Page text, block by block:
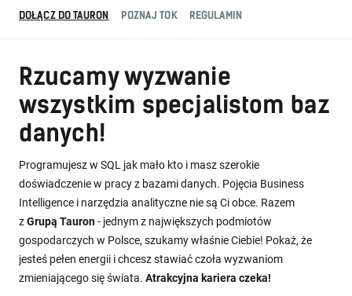
DOŁĄCZ DO TAURON POZNAJ TOK REGULAMIN
Rzucamy wyzwanie
wszystkim specjalistom baz
danych!
Programujesz w SQL jak mało kto i masz szerokie
doświadczenie w pracy z bazami danych. Pojęcia Business
Intelligence i narzędzia analityczne nie są Ci obce. Razem
zGrupą Tauron- jednym z największych podmiotów
gospodarczych w Polsce, szukamy właśnie Ciebie! Pokaż, że
jesteś pełen energii i chcesz stawiać czoła wyzwaniom
zmieniającego się świata. Atrakcyjna kariera czeka!